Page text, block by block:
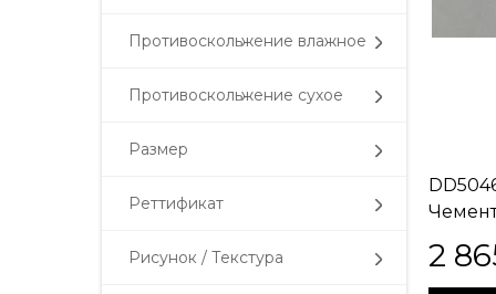
Противоскольжение влажное
Противоскольжение сухое
Размер
Реттификат
Рисунок / Текстура 2